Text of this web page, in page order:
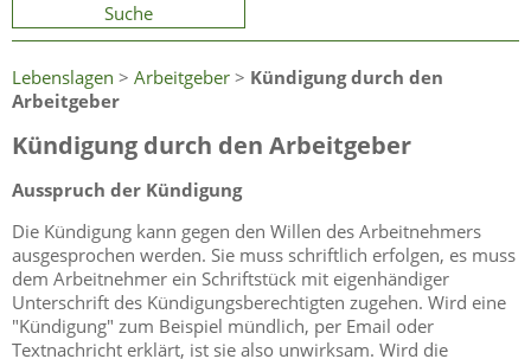
Suche
Lebenslagen > Arbeitgeber > Kündigung durch den
Arbeitgeber
Kündigung durch den Arbeitgeber
Ausspruch der Kündigung
Die Kündigung kann gegen den Willen des Arbeitnehmers
ausgesprochen werden. Sie muss schriftlich erfolgen, es muss
dem Arbeitnehmer ein Schriftstück mit eigenhändiger
Unterschrift des Kündigungsberechtigten zugehen. Wird eine
"Kündigung" zum Beispiel mündlich, per Email oder
Textnachricht erklärt, ist sie also unwirksam. Wird die